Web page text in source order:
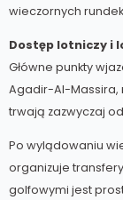
wieczornych
Dostęp lotniczy i
Główne punkty
Agadir-Al-Massira,
trwają zazwyczaj
Po wylądowaniu
organizuje
golfowymi jest